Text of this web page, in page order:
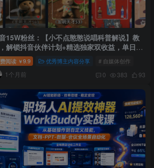
15W粉丝：【小不点憨憨说唱科普解说】教
解锁抖音伙伴计划+精选独家双收益，单日
阅读 ￥9.9 优秀博主内容分享 # 自媒体创作
1个月前 0 383 93